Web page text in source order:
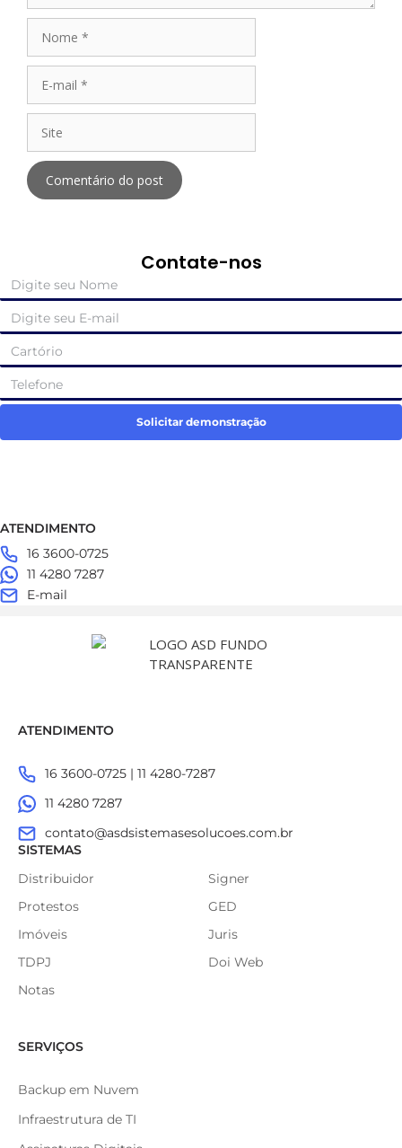
Contate-nos
Solicitar demonstração
ATENDIMENTO
16 3600-0725
11 4280 7287
E-mail
ATENDIMENTO
16 3600-0725 | 11 4280-7287
11 4280 7287
contato@asdsistemasesolucoes.com.br
SISTEMAS
Distribuidor
Protestos
Imóveis
TDPJ
Notas
Signer
GED
Juris
Doi Web
SERVIÇOS
Backup em Nuvem
Infraestrutura de TI